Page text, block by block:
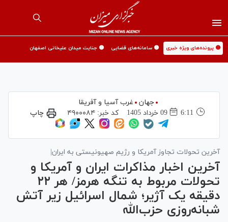
🟡 پرونده‌های ویژه خبری 🟡 سامانه‌های قضایی 🟡 جنایت میدان علیخانی اصفهان
جهان
غرب آسیا و آفریقا
6:11
09 خرداد 1405 کد خبر:۴۹۰۰۰۸۴ چاپ
آخرین تحولات تجاوز آمریکا و رژیم صهیونیستی به ایران|
آخرین اخبار مذاکرات ایران و آمریکا و
تحولات مربوط به تنگه هرمز/ هر ۲۲
دقیقه یک آژیر؛ شمال اسرائیل زیر آتش
شبانه‌روزی حزب‌الله